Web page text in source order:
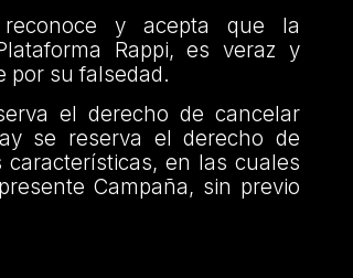
y acepta que la
Rappi, es veraz y
por su falsedad.
el derecho de cancelar
se reserva el derecho de
en las cuales
Campaña, sin previo